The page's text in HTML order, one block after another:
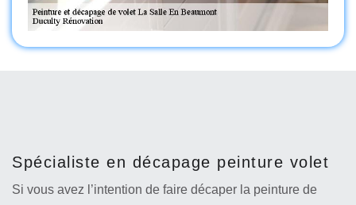
Spécialiste en décapage peinture volet
Si vous avez l’intention de faire décaper la peinture de